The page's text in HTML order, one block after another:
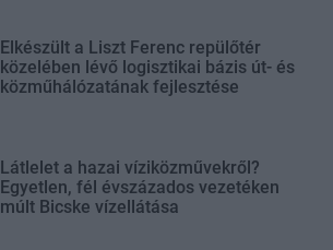
Elkészült a Liszt Ferenc repülőtér
közelében lévő logisztikai bázis út- és
közműhálózatának fejlesztése
Látlelet a hazai víziközművekről?
Egyetlen, fél évszázados vezetéken
múlt Bicske vízellátása